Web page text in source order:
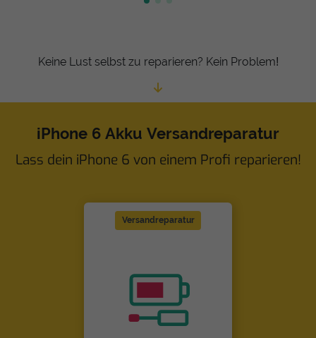
Keine Lust selbst zu reparieren? Kein Problem!
iPhone 6 Akku Versandreparatur
Lass dein iPhone 6 von einem Profi reparieren!
Versandreparatur